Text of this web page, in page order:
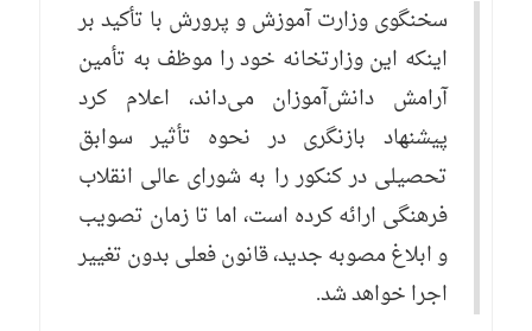
سخنگوی وزارت آموزش و پرورش با تأکید بر
اینکه این وزارتخانه خود را موظف به تأمین
آرامش دانش‌آموزان می‌داند، اعلام کرد
پیشنهاد بازنگری در نحوه تأثیر سوابق
تحصیلی در کنکور را به شورای عالی انقلاب
فرهنگی ارائه کرده است، اما تا زمان تصویب
و ابلاغ مصوبه جدید، قانون فعلی بدون تغییر
اجرا خواهد شد.